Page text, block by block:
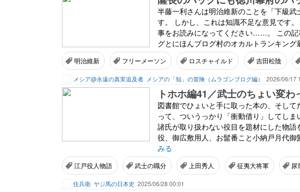
半藤一利さんは明治維新のことを「下級
す。 しかし、これは知識不足な意見です
事をお読みになってください……。 この
グとにほんブログ村のオカルトランキン
明治維新 フリーメーソン ロスチャイルド 吉田松陰
メシア@永遠の真実追及者 メシアの「知」の冒険（ムラゴンブログ編） 2026/06/17
トホホ編41／武士のちょい変わ
図書館でひょいと手に取った本の、そし
って、ついうっかり「衝動借り」してし
諸氏が取り扱わない役目を題材にした物
役、御広敷用人、お髷番こと小納戸月代
みる
江戸役人物語 武士の職分 上田秀人 征夷大将軍 尿
住兵衛 ヤジ馬の日本史 2025/06/28 00:01